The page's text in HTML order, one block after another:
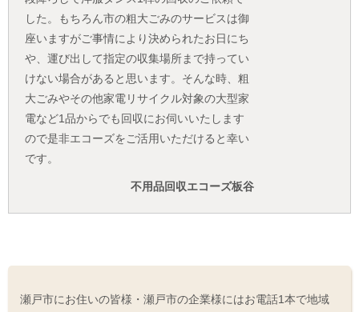
した。もちろん市の粗大ごみのサービスは御
座いますがご事情により決められたお日にち
や、運び出して指定の収集場所まで持ってい
けない場合があると思います。そんな時、粗
大ごみやその他家電リサイクル対象の大型家
電など1品からでも回収にお伺いいたします
ので是非エコーズをご活用いただけると幸い
です。
不用品回収エコーズ板谷
瀬戸市にお住いの皆様・瀬戸市の企業様にはお電話1本で地域